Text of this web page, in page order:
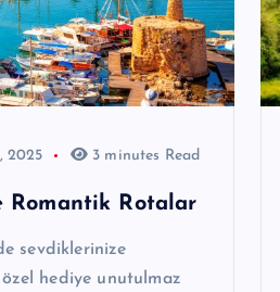
2025 3 minutes Read
Romantik Rotalar
sevdiklerinize
hediye unutulmaz